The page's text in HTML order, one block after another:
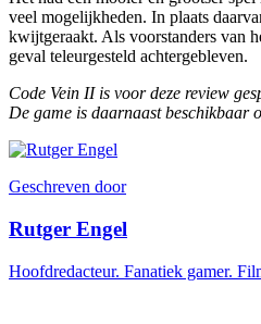
veel mogelijkheden. In plaats
kwijtgeraakt. Als voorstanders van
geval teleurgesteld achtergebleven.
Code Vein II is voor deze review
De game is daarnaast beschikbaar
Geschreven door
Rutger Engel
Hoofdredacteur. Fanatiek gamer.